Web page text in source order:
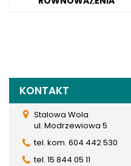
KONTAKT
Stalowa Wola
ul. Modrzewiowa 5
tel. kom. 604 442 530
tel. 15 844 05 11